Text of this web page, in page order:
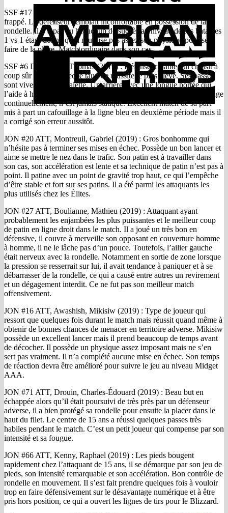
SSF #17 D, Pelletier, Thomas (2019) : Il possède un bon lancer
frappé. Le défenseur semblait inconfortable en possession de la
rondelle. Il n’a pas eu beaucoup de succès au niveau de ses batailles
1 vs 1 étant donné qu’il n’utilise pas assez son physique pour se
faire de la place. Match ordinaire dans son cas.
SSF #6 D, Ferland, Thomas (2019) : Défenseur fiable qui choisit à
coup sûr l’option avec le taux de réussite le plus élevé. Ses passes
sont vives et sur la palette. Un arrière avec une longue portée qui
l’aide à harponner les attaquants adverses facilement. Thomas bouge
continuellement, n’est jamais statique. Excellent match de sa part
mis à part un cafouillage à la ligne bleu en deuxième période mais il
a corrigé son erreur aussitôt.
JON #20 ATT, Montreuil, Gabriel (2019) : Gros bonhomme qui
n’hésite pas à terminer ses mises en échec. Possède un bon lancer et
aime se mettre le nez dans le trafic. Son patin est à travailler dans
son cas, son accélération est lente et sa technique de patin n’est pas à
point. Il patine avec un point de gravité trop haut, ce qui l’empêche
d’être stable et fort sur ses patins. Il a été parmi les attaquants les
plus utilisés chez les Élites.
JON #27 ATT, Boulianne, Mathieu (2019) : Attaquant ayant
probablement les enjambées les plus puissantes et le meilleur coup
de patin en ligne droit dans le match. Il a joué un très bon en
défensive, il couvre à merveille son opposant en couverture homme
à homme, il ne le lâche pas d’un pouce. Toutefois, l’ailier gauche
était nerveux avec la rondelle. Notamment en sortie de zone lorsque
la pression se resserrait sur lui, il avait tendance à paniquer et à se
débarrasser de la rondelle, ce qui a causé entre autres un revirement
et un dégagement interdit. Ce ne fut pas son meilleur match
offensivement.
JON #16 ATT, Awashish, Mikisiw (2019) : Type de joueur qui
ressort que quelques fois durant le match mais réussit quand même à
obtenir de bonnes chances de menacer en territoire adverse. Mikisiw
possède un excellent lancer mais il prend beaucoup de temps avant
de décocher. Il possède un physique assez imposant mais ne s’en
sert pas vraiment. Il n’a complété aucune mise en échec. Son temps
de réaction devra être amélioré pour suivre le jeu au niveau Midget
AAA.
JON #71 ATT, Drouin, Charles-Édouard (2019) : Beau but en
échappée alors qu’il était poursuivi de très près par un défenseur
adverse, il a bien protégé sa rondelle pour ensuite la placer dans le
haut du filet. Le centre de 15 ans a réussi quelques passes très
habiles pendant le match. C’est un petit joueur qui compense par son
intensité et sa fougue.
JON #66 ATT, Kenny, Raphael (2019) : Les pieds bougent
rapidement chez l’attaquant de 15 ans, il se démarque par son jeu de
pieds, son intensité remarquable et son accélération. Bon contrôle de
rondelle en mouvement. Il s’est fait prendre quelques fois à vouloir
trop en faire défensivement sur le désavantage numérique et à être
pris hors position, ce qui a ouvert les lignes de tirs pour le Blizzard.